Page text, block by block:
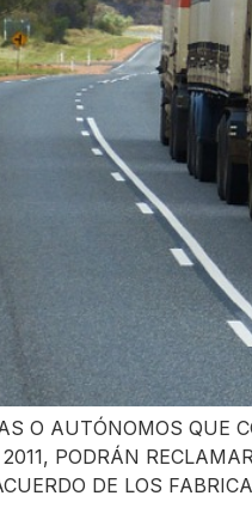
O AUTÓNOMOS QUE
PODRÁN
DE LOS